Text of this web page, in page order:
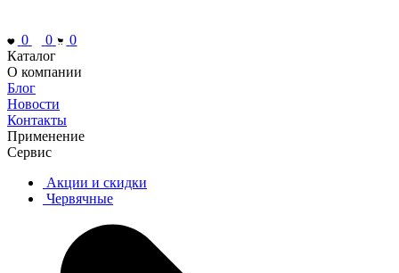
0 0
0
Каталог
О компании
Блог
Новости
Контакты
Применение
Сервис
Акции и скидки
Червячные